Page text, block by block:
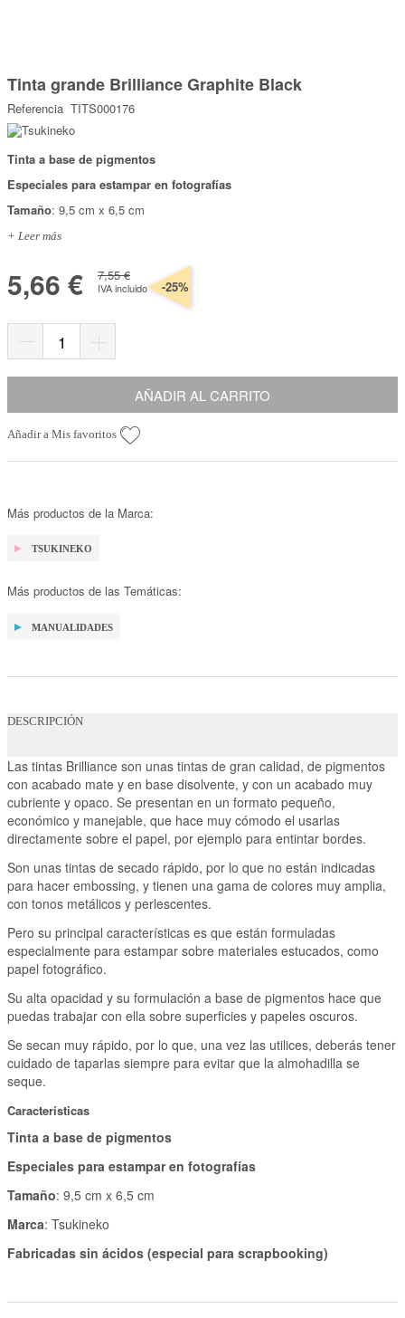
Top Ventas
Temática
Somos Kimidori
comienzo
de
la
galería
de
imágenes
Tinta grande Brilliance Graphite Black
Referencia TITS000176
Tinta a base de pigmentos
Especiales para estampar en fotografías
Tamaño: 9,5 cm x 6,5 cm
+ Leer más
5,66 € 7,55 €
IVA incluido -25%
AÑADIR AL CARRITO
Añadir a Mis favoritos
Más productos de la Marca:
TSUKINEKO
Más productos de las Temáticas:
MANUALIDADES
DESCRIPCIÓN
Las tintas Brilliance son unas tintas de gran calidad, de pigmentos
con acabado mate y en base disolvente, y con un acabado muy
cubriente y opaco. Se presentan en un formato pequeño,
económico y manejable, que hace muy cómodo el usarlas
directamente sobre el papel, por ejemplo para entintar bordes.
Son unas tintas de secado rápido, por lo que no están indicadas
para hacer embossing, y tienen una gama de colores muy amplia,
con tonos metálicos y perlescentes.
Pero su principal características es que están formuladas
especialmente para estampar sobre materiales estucados, como
papel fotográfico.
Su alta opacidad y su formulación a base de pigmentos hace que
puedas trabajar con ella sobre superficies y papeles oscuros.
Se secan muy rápido, por lo que, una vez las utilices, deberás tener
cuidado de taparlas siempre para evitar que la almohadilla se
seque.
Características
Tinta a base de pigmentos
Especiales para estampar en fotografías
Tamaño: 9,5 cm x 6,5 cm
Marca: Tsukineko
Fabricadas sin ácidos (especial para scrapbooking)